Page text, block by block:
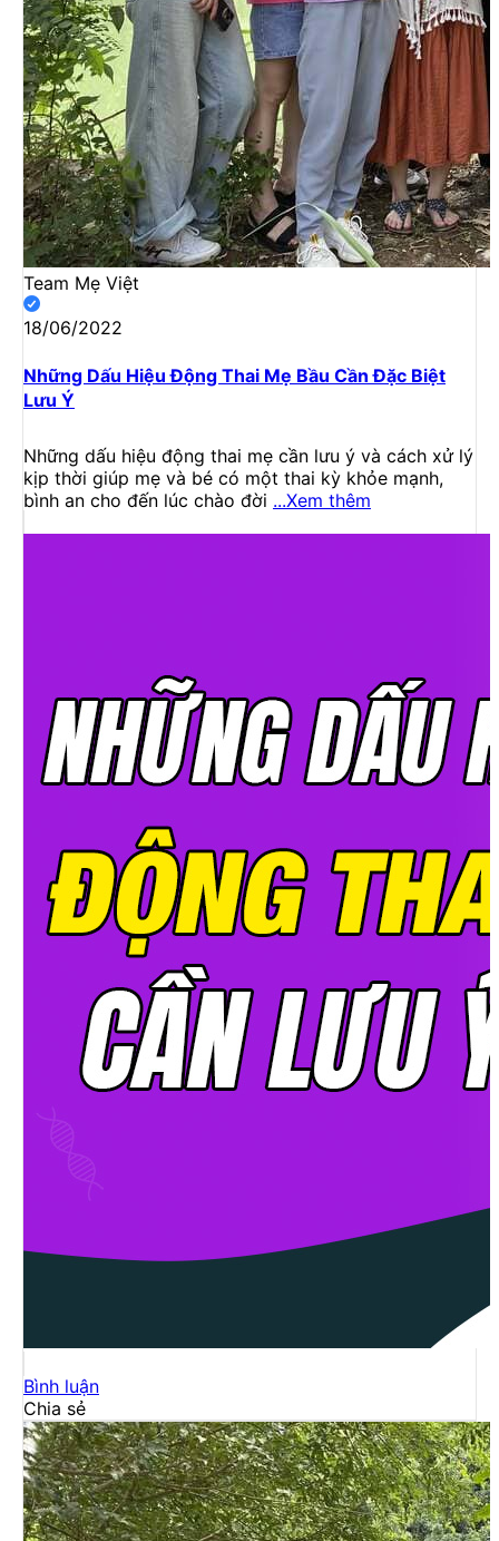
Team Mẹ Việt
18/06/2022
Những Dấu Hiệu Động Thai Mẹ Bầu Cần Đặc Biệt
Lưu Ý
Những dấu hiệu động thai mẹ cần lưu ý và cách xử lý
kịp thời giúp mẹ và bé có một thai kỳ khỏe mạnh,
bình an cho đến lúc chào đời ...Xem thêm
Bình luận
Chia sẻ